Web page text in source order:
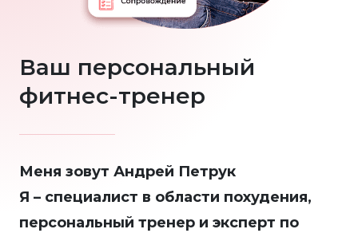
Ваш персональный
фитнес-тренер
Меня зовут Андрей Петрук
Я – специалист в области похудения,
персональный тренер и эксперт по